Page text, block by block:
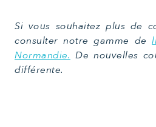
Si vous souhaitez plus de
consulter notre gamme de
Normandie. De nouvelles
différente.